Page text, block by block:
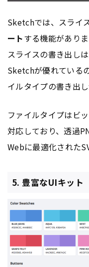
Sketchでは、スライ
ートする機能がありま
スライスの書き出し
Sketchが優れている
イルタイプの書き出し
ファイルタイプはビ
対応しており、透過
Webに最適化された
5. 豊富なUIキット